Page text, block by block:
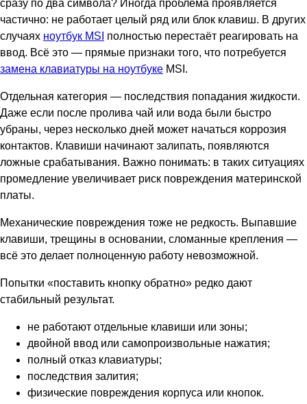
сразу по два символа? Иногда проблема проявляется
частично: не работает целый ряд или блок клавиш. В других
случаях ноутбук MSI полностью перестаёт реагировать на
ввод. Всё это — прямые признаки того, что потребуется
замена клавиатуры на ноутбуке MSI.
Отдельная категория — последствия попадания жидкости.
Даже если после пролива чай или вода были быстро
убраны, через несколько дней может начаться коррозия
контактов. Клавиши начинают залипать, появляются
ложные срабатывания. Важно понимать: в таких ситуациях
промедление увеличивает риск повреждения материнской
платы.
Механические повреждения тоже не редкость. Выпавшие
клавиши, трещины в основании, сломанные крепления —
всё это делает полноценную работу невозможной.
Попытки «поставить кнопку обратно» редко дают
стабильный результат.
не работают отдельные клавиши или зоны;
двойной ввод или самопроизвольные нажатия;
полный отказ клавиатуры;
последствия залития;
физические повреждения корпуса или кнопок.